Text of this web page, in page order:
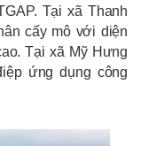
Tại xã Thanh
cấy mô với diện
Tại xã Mỹ Hưng
ứng dụng công